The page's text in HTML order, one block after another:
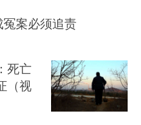
案必须追责
死亡
（视